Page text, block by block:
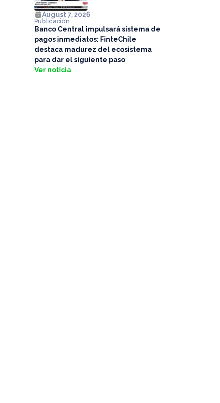
August 7, 2026
Publicación
Banco Central impulsará sistema de
pagos inmediatos: FinteChile
destaca madurez del ecosistema
para dar el siguiente paso
Ver noticia